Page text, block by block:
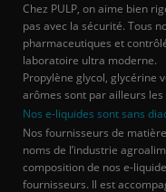
Chez PULP, on aime bien
pas avec la sécurité. Tous
pharmaceutiques et
laboratoire ultra moderne.
Propylène glycol, glycérine
arômes sont par ailleurs
Nos e-liquides sont sans
Nos fournisseurs de
noms de l’industrie
composition de nos e-
fournisseurs. Il est